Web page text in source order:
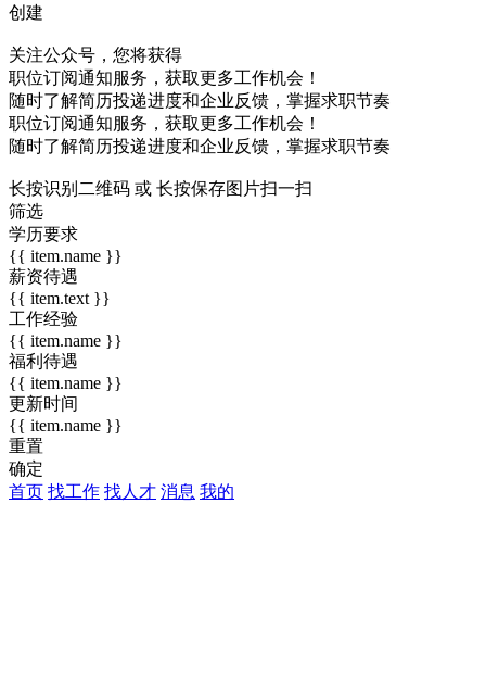
创建
关注公众号，您将获得
职位订阅通知服务，获取更多工作机会！
随时了解简历投递进度和企业反馈，掌握求职节奏
职位订阅通知服务，获取更多工作机会！
随时了解简历投递进度和企业反馈，掌握求职节奏
长按识别二维码 或 长按保存图片扫一扫
筛选
学历要求
{{ item.name }}
薪资待遇
{{ item.text }}
工作经验
{{ item.name }}
福利待遇
{{ item.name }}
更新时间
{{ item.name }}
重置
确定
首页 找工作 找人才 消息 我的